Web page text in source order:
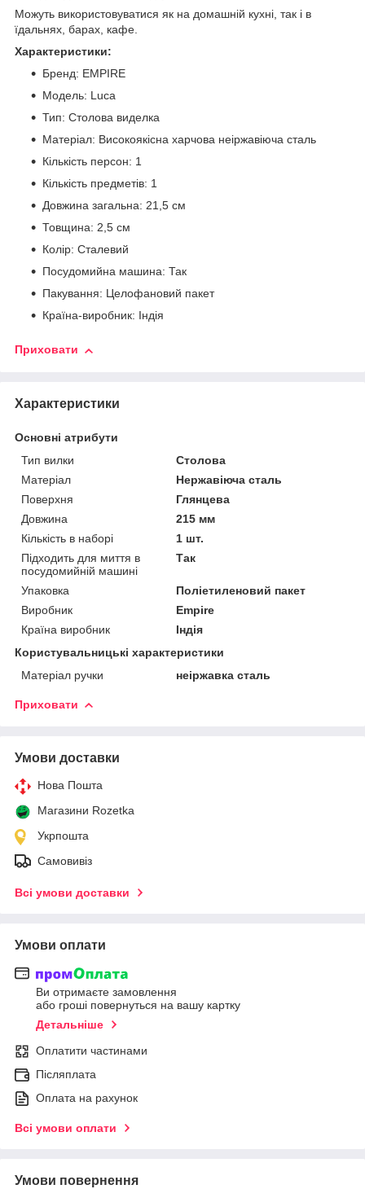
Можуть використовуватися як на домашній кухні, так і в
їдальнях, барах, кафе.
Характеристики:
Бренд: EMPIRE
Модель: Luca
Тип: Столова виделка
Матеріал: Високоякісна харчова неіржавіюча сталь
Кількість персон: 1
Кількість предметів: 1
Довжина загальна: 21,5 см
Товщина: 2,5 см
Колір: Сталевий
Посудомийна машина: Так
Пакування: Целофановий пакет
Країна-виробник: Індія
Приховати
Характеристики
Основні атрибути
Тип вилки
Столова
Матеріал
Нержавіюча сталь
Поверхня
Глянцева
Довжина
215 мм
Кількість в наборі
1 шт.
Підходить для миття в
посудомийній машині
Так
Упаковка
Поліетиленовий пакет
Виробник
Empire
Країна виробник
Індія
Користувальницькі характеристики
Матеріал ручки
неіржавка сталь
Приховати
Умови доставки
Нова Пошта
Магазини Rozetka
Укрпошта
Самовивіз
Всі умови доставки
Умови оплати
Ви отримаєте замовлення
або гроші повернуться на вашу картку
Детальніше
Оплатити частинами
Післяплата
Оплата на рахунок
Всі умови оплати
Умови повернення